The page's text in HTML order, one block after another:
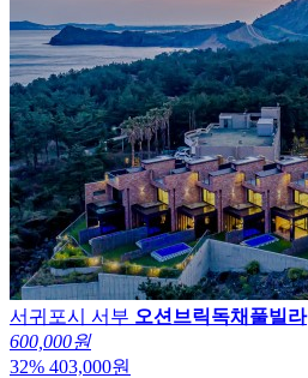
서귀포시 서부 오션브릭독채풀빌라
600,000원
32% 403,000원